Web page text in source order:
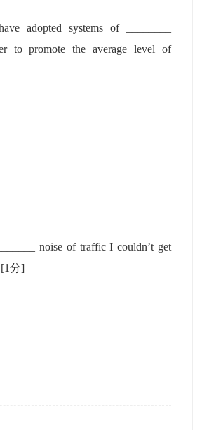
adopted systems of ________
to promote the average level of
noise of traffic I couldn’t get
[1分]